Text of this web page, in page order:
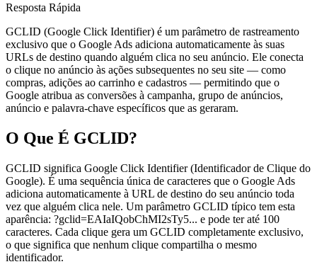
Resposta Rápida
GCLID (Google Click Identifier) é um parâmetro de rastreamento
exclusivo que o Google Ads adiciona automaticamente às suas
URLs de destino quando alguém clica no seu anúncio. Ele conecta
o clique no anúncio às ações subsequentes no seu site — como
compras, adições ao carrinho e cadastros — permitindo que o
Google atribua as conversões à campanha, grupo de anúncios,
anúncio e palavra-chave específicos que as geraram.
O Que É GCLID?
GCLID significa Google Click Identifier (Identificador de Clique do
Google). É uma sequência única de caracteres que o Google Ads
adiciona automaticamente à URL de destino do seu anúncio toda
vez que alguém clica nele. Um parâmetro GCLID típico tem esta
aparência: ?gclid=EAIaIQobChMI2sTy5... e pode ter até 100
caracteres. Cada clique gera um GCLID completamente exclusivo,
o que significa que nenhum clique compartilha o mesmo
identificador.